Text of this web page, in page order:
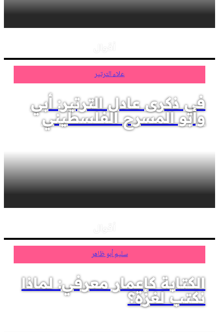
علاء الترتير
في ذكرى عادل الترتير: أبي
وأبو المسرح الفلسطيني
سليم أبو ظاهر
الكتابة كإعمار معرفي: لماذا
نكتب لغزة؟